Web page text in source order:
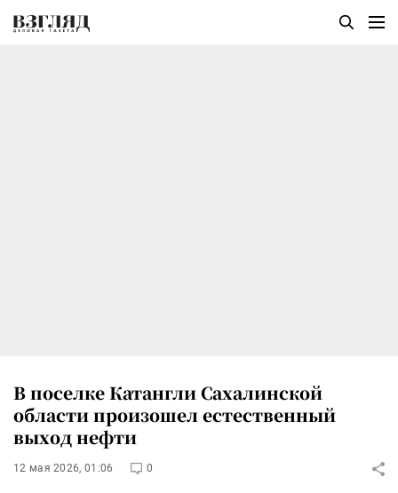
В поселке Катангли Сахалинской
области произошел естественный
выход нефти
12 мая 2026, 01:06 0